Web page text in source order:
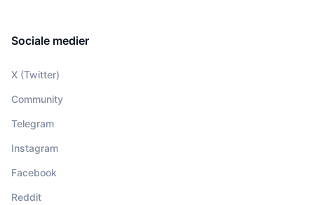
Sociale medier
X (Twitter)
Community
Telegram
Instagram
Facebook
Reddit